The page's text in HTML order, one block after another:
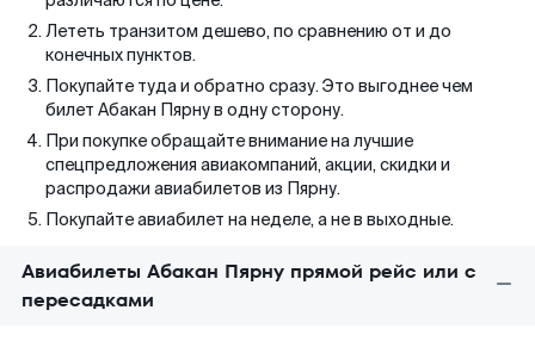
Лететь транзитом дешево, по сравнению от и до
конечных пунктов.
Покупайте туда и обратно сразу. Это выгоднее чем
билет Абакан Пярну в одну сторону.
При покупке обращайте внимание на лучшие
спецпредложения авиакомпаний, акции, скидки и
распродажи авиабилетов из Пярну.
Покупайте авиабилет на неделе, а не в выходные.
Авиабилеты Абакан Пярну прямой рейс или с
пересадками